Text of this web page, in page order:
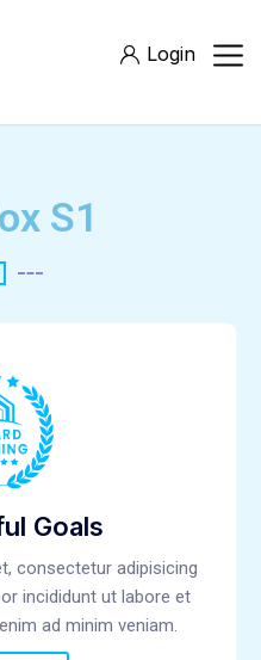
Login
S1
Goals
consectetur adipisicing
incididunt ut labore et
ad minim veniam.